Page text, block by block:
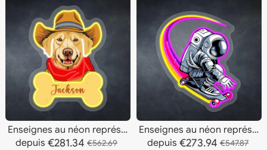
Enseignes au néon représentant un portrait de chien occidental
depuis €281.34 €562.69
Enseignes au néon représentant un skateboard d'astronaute
depuis €273.94 €547.87